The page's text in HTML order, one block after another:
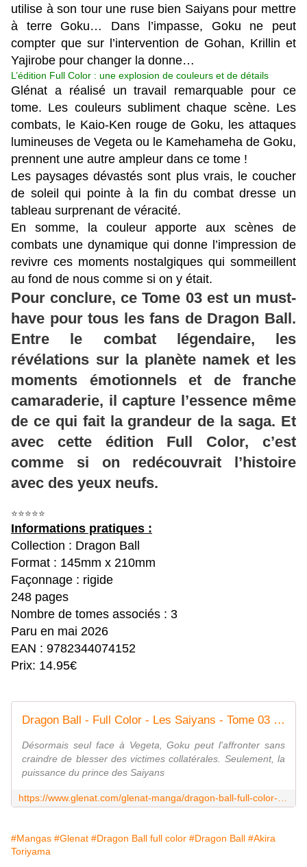
utilise à son tour une ruse bien Saiyans pour mettre
à terre Goku… Dans l’impasse, Goku ne peut
compter que sur l’intervention de Gohan, Krillin et
Yajirobe pour changer la donne…
L’édition Full Color : une explosion de couleurs et de détails
Glénat a réalisé un travail remarquable pour ce
tome. Les couleurs subliment chaque scène. Les
combats, le Kaio-Ken rouge de Goku, les attaques
lumineuses de Vegeta ou le Kamehameha de Goku,
prennent une autre ampleur dans ce tome !
Les paysages dévastés sont plus vrais, le coucher
de soleil qui pointe à la fin du combat dresse un
tableau surprenant de véracité.
En somme, la couleur apporte aux scènes de
combats une dynamique qui donne l’impression de
revivre ces moments nostalgiques qui sommeillent
au fond de nous comme si on y était.
Pour conclure, ce Tome 03 est un must-
have pour tous les fans de Dragon Ball.
Entre le combat légendaire, les
révélations sur la planète namek et les
moments émotionnels et de franche
camaraderie, il capture l’essence même
de ce qui fait la grandeur de la saga. Et
avec cette édition Full Color, c’est
comme si on redécouvrait l’histoire
avec des yeux neufs.
⭐⭐⭐⭐⭐
Informations pratiques :
Collection : Dragon Ball
Format : 145mm x 210mm
Façonnage : rigide
248 pages
Nombre de tomes associés : 3
Paru en mai 2026
EAN : 9782344074152
Prix: 14.95€
Dragon Ball - Full Color - Les Saiyans - Tome 03 (Grand format - Broché 2026), de Akira Toriyama | Éditions Glénat
Désormais seul face à Vegeta, Goku peut l'affronter sans
craindre de blesser des victimes collatérales. Seulement, la
puissance du prince des Saiyans
#Mangas #Glenat #Dragon Ball full color #Dragon Ball #Akira
Toriyama